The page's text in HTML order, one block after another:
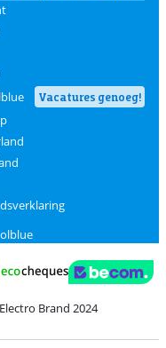
Vacatures genoeg!
PayPal
Brand 2024